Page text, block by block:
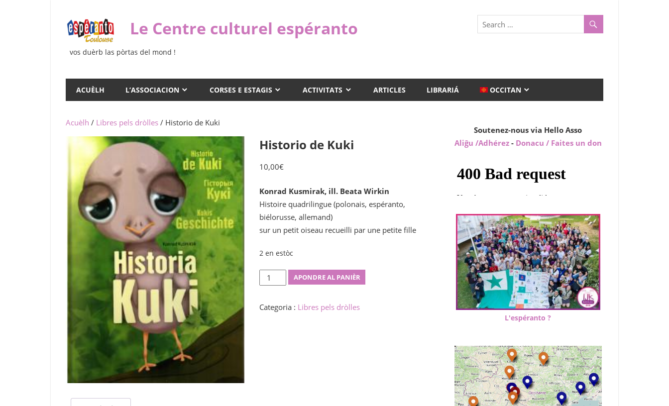
content
Le Centre culturel espéranto
vos duèrb las pòrtas del mond !
ACUÈLH L’ASSOCIACION CORSES E ESTAGIS ACTIVITATS ARTICLES LIBRARIÁ OCCITAN
Acuèlh / Libres pels dròlles / Historio de Kuki
Historio de Kuki
10,00€
Konrad Kusmirak, ill. Beata Wirkin
Histoire quadrilingue (polonais, espéranto,
biélorusse, allemand)
sur un petit oiseau recueilli par une petite fille
2 en estòc
Historio
de
quantity
APONDRE AL PANIÈR
Categoria : Libres pels dròlles
Soutenez-nous via Hello Asso
Aliĝu /Adhérez - Donacu / Faites un don
L'espéranto ?